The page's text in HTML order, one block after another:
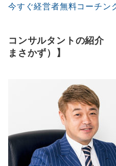
今すぐ経営者無料コーチン
コンサルタントの紹
まさかず）】